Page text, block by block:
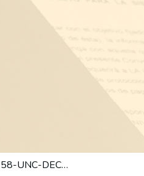
RD-2025-358-UNC-DEC#FL